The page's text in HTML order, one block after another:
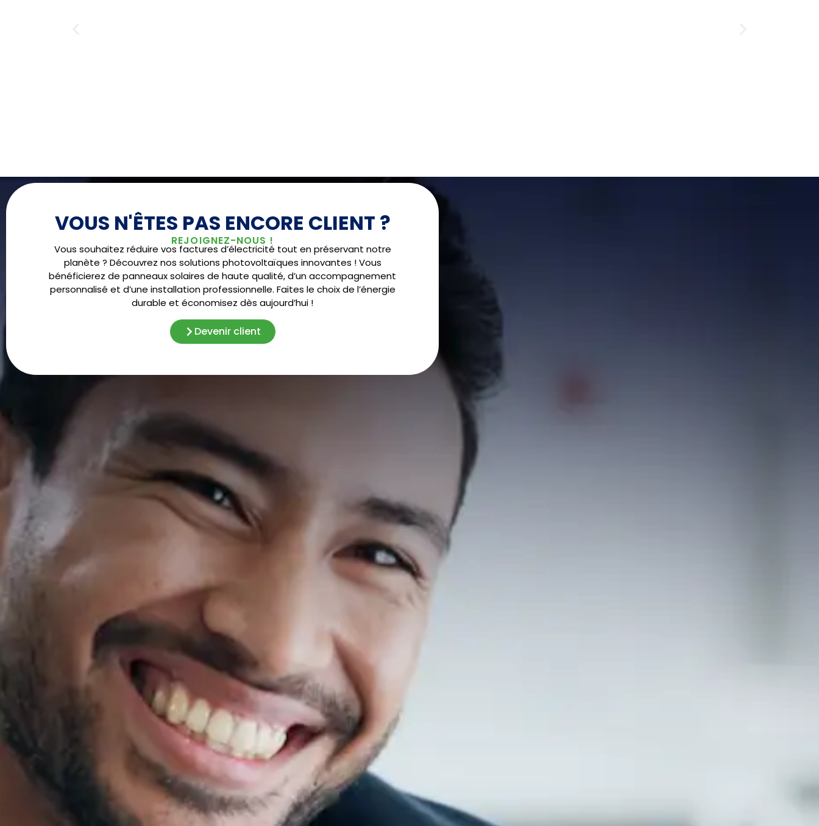
VOUS N'ÊTES PAS ENCORE CLIENT ?
REJOIGNEZ-NOUS !
Vous souhaitez réduire vos factures d’électricité tout en préservant notre
planète ? Découvrez nos solutions photovoltaïques innovantes ! Vous
bénéficierez de panneaux solaires de haute qualité, d’un accompagnement
personnalisé et d’une installation professionnelle. Faites le choix de l’énergie
durable et économisez dès aujourd’hui !
Devenir client